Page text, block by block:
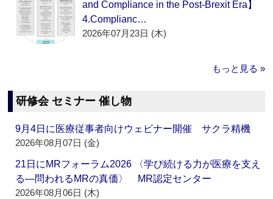
and Compliance in the Post-Brexit Era】
4.Complianc…
2026年07月23日 (木)
もっと見る »
研修会 セミナー 催し物
9月4日に医療従事者向けウェビナー開催 サクラ精機
2026年08月07日 (金)
21日にMRフォーラム2026 〈学び続ける力が医療を支え
る―問われるMRの真価〉 MR認定センター
2026年08月06日 (木)